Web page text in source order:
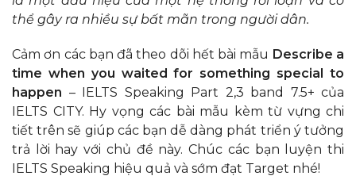
thể gây ra nhiều sự bất mãn trong người dân.
Cảm ơn các bạn đã theo dõi hết bài mẫu Describe a
time when you waited for something special to
happen – IELTS Speaking Part 2,3 band 7.5+ của
IELTS CITY. Hy vọng các bài mẫu kèm từ vựng chi
tiết trên sẽ giúp các bạn dễ dàng phát triển ý tưởng
trả lời hay với chủ đề này. Chúc các bạn luyện thi
IELTS Speaking hiệu quả và sớm đạt Target nhé!